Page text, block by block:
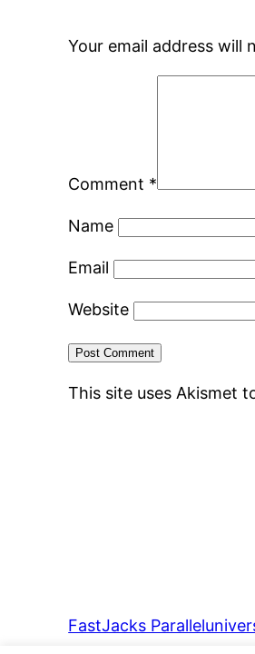
Your email address will
Comment *
Name
Email
Website
This site uses Akismet
FastJacks